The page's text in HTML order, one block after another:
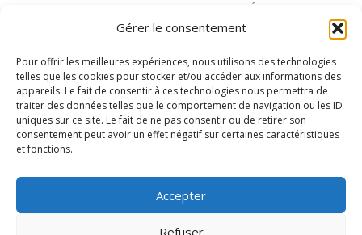
Gérer le consentement
Pour offrir les meilleures expériences, nous utilisons des technologies
telles que les cookies pour stocker et/ou accéder aux informations des
appareils. Le fait de consentir à ces technologies nous permettra de
traiter des données telles que le comportement de navigation ou les ID
uniques sur ce site. Le fait de ne pas consentir ou de retirer son
consentement peut avoir un effet négatif sur certaines caractéristiques
et fonctions.
Accepter
Refuser
La revue « Educateur » décapitée ? L’Éducation
nouvelle et ses liens avec la revue du Syndicat
16 mars 2026
© 2026
– Tous
droits réservés